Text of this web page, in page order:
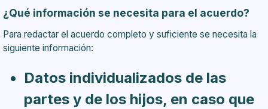
¿Qué información se necesita para el acuerdo?
Para redactar el acuerdo completo y suficiente se necesita la
siguiente información:
Datos individualizados de las
partes y de los hijos, en caso que